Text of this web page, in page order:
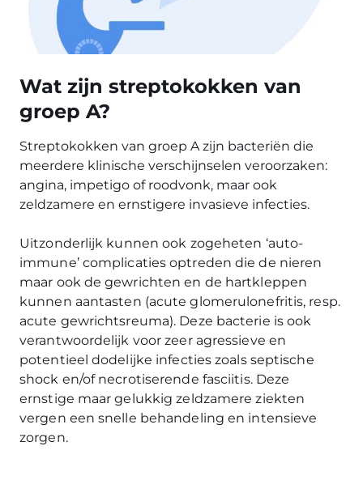
Wat zijn streptokokken van
groep A?
Streptokokken van groep A zijn bacteriën die
meerdere klinische verschijnselen veroorzaken:
angina, impetigo of roodvonk, maar ook
zeldzamere en ernstigere invasieve infecties.
Uitzonderlijk kunnen ook zogeheten ‘auto-
immune’ complicaties optreden die de nieren
maar ook de gewrichten en de hartkleppen
kunnen aantasten (acute glomerulonefritis, resp.
acute gewrichtsreuma). Deze bacterie is ook
verantwoordelijk voor zeer agressieve en
potentieel dodelijke infecties zoals septische
shock en/of necrotiserende fasciitis. Deze
ernstige maar gelukkig zeldzamere ziekten
vergen een snelle behandeling en intensieve
zorgen.